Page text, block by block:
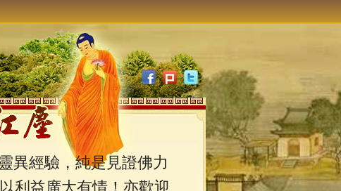
經驗，純是見證佛力
利益廣大有情！亦歡迎